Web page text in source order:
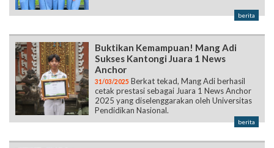
berita
Buktikan Kemampuan! Mang Adi
Sukses Kantongi Juara 1 News
Anchor
31/03/2025 Berkat tekad, Mang Adi berhasil
cetak prestasi sebagai Juara 1 News Anchor
2025 yang diselenggarakan oleh Universitas
Pendidikan Nasional.
berita